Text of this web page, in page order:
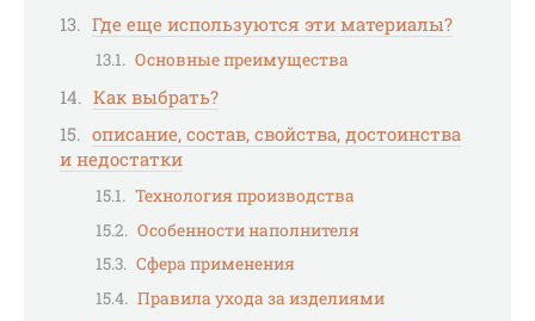
Где еще используются эти материалы?
Основные преимущества
Как выбрать?
описание, состав, свойства, достоинства
и недостатки
Технология производства
Особенности наполнителя
Сфера применения
Правила ухода за изделиями